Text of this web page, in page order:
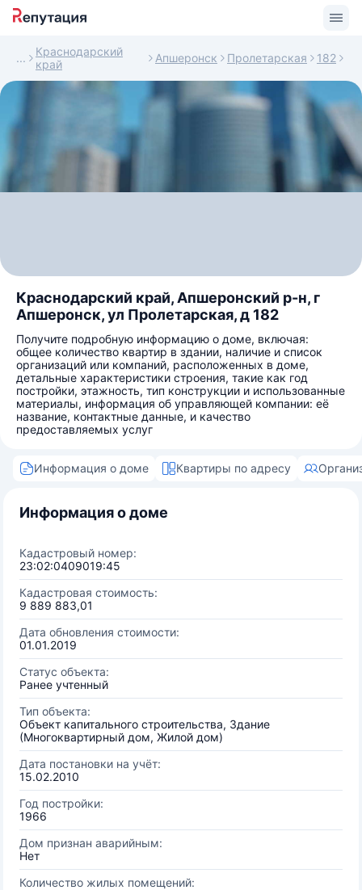
Краснодарский
край
Апшеронск Пролетарская 182
Краснодарский край, Апшеронский р-н, г
Апшеронск, ул Пролетарская, д 182
Получите подробную информацию о доме, включая:
общее количество квартир в здании, наличие и список
организаций или компаний, расположенных в доме,
детальные характеристики строения, такие как год
постройки, этажность, тип конструкции и использованные
материалы, информация об управляющей компании: её
название, контактные данные, и качество
предоставляемых услуг
Информация о доме Квартиры по адресу
Информация о доме
Кадастровый номер:
23:02:0409019:45
Кадастровая стоимость:
9 889 883,01
Дата обновления стоимости:
01.01.2019
Статус объекта:
Ранее учтенный
Тип объекта:
Объект капитального строительства, Здание
(Многоквартирный дом, Жилой дом)
Дата постановки на учёт:
15.02.2010
Год постройки:
1966
Дом признан аварийным:
Нет
Количество жилых помещений: